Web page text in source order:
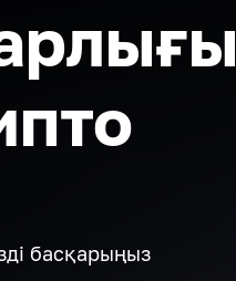
басқарыңыз